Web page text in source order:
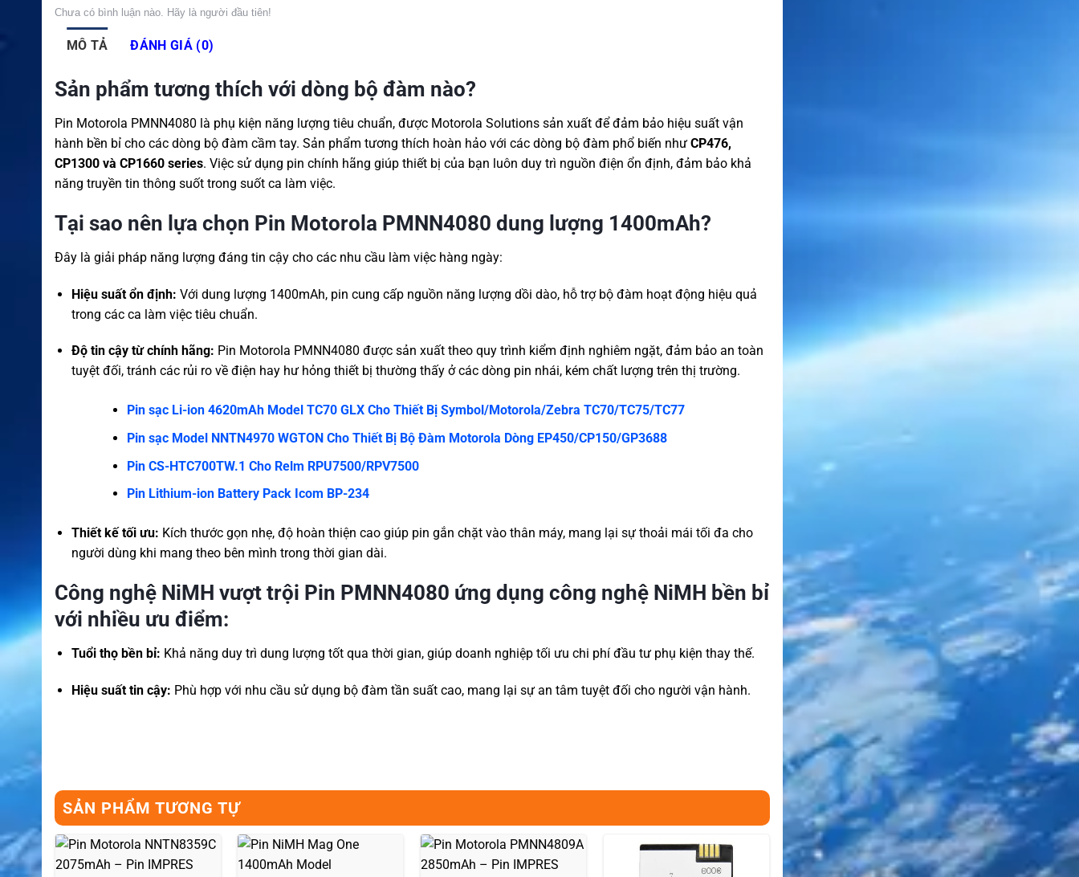
Chưa có bình luận nào. Hãy là người đầu tiên!
MÔ TẢ ĐÁNH GIÁ (0)
Sản phẩm tương thích với dòng bộ đàm nào?
Pin Motorola PMNN4080 là phụ kiện năng lượng tiêu chuẩn, được Motorola Solutions sản xuất để đảm bảo hiệu suất vận
hành bền bỉ cho các dòng bộ đàm cầm tay. Sản phẩm tương thích hoàn hảo với các dòng bộ đàm phổ biến như CP476,
CP1300 và CP1660 series. Việc sử dụng pin chính hãng giúp thiết bị của bạn luôn duy trì nguồn điện ổn định, đảm bảo khả
năng truyền tin thông suốt trong suốt ca làm việc.
Tại sao nên lựa chọn Pin Motorola PMNN4080 dung lượng 1400mAh?
Đây là giải pháp năng lượng đáng tin cậy cho các nhu cầu làm việc hàng ngày:
Hiệu suất ổn định: Với dung lượng 1400mAh, pin cung cấp nguồn năng lượng dồi dào, hỗ trợ bộ đàm hoạt động hiệu quả
trong các ca làm việc tiêu chuẩn.
Độ tin cậy từ chính hãng: Pin Motorola PMNN4080 được sản xuất theo quy trình kiểm định nghiêm ngặt, đảm bảo an toàn
tuyệt đối, tránh các rủi ro về điện hay hư hỏng thiết bị thường thấy ở các dòng pin nhái, kém chất lượng trên thị trường.
Pin sạc Li-ion 4620mAh Model TC70 GLX Cho Thiết Bị Symbol/Motorola/Zebra TC70/TC75/TC77
Pin sạc Model NNTN4970 WGTON Cho Thiết Bị Bộ Đàm Motorola Dòng EP450/CP150/GP3688
Pin CS-HTC700TW.1 Cho Relm RPU7500/RPV7500
Pin Lithium-ion Battery Pack Icom BP-234
Thiết kế tối ưu: Kích thước gọn nhẹ, độ hoàn thiện cao giúp pin gắn chặt vào thân máy, mang lại sự thoải mái tối đa cho
người dùng khi mang theo bên mình trong thời gian dài.
Công nghệ NiMH vượt trội Pin PMNN4080 ứng dụng công nghệ NiMH bền bỉ
với nhiều ưu điểm:
Tuổi thọ bền bỉ: Khả năng duy trì dung lượng tốt qua thời gian, giúp doanh nghiệp tối ưu chi phí đầu tư phụ kiện thay thế.
Hiệu suất tin cậy: Phù hợp với nhu cầu sử dụng bộ đàm tần suất cao, mang lại sự an tâm tuyệt đối cho người vận hành.
SẢN PHẨM TƯƠNG TỰ